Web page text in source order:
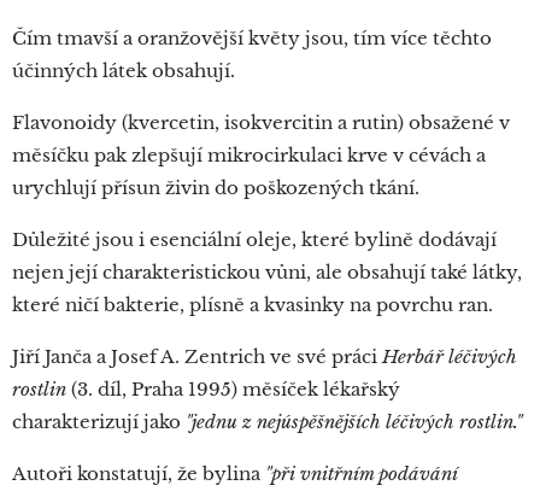
Čím tmavší a oranžovější květy jsou, tím více těchto
účinných látek obsahují.
Flavonoidy (kvercetin, isokvercitin a rutin) obsažené v
měsíčku pak zlepšují mikrocirkulaci krve v cévách a
urychlují přísun živin do poškozených tkání.
Důležité jsou i esenciální oleje, které bylině dodávají
nejen její charakteristickou vůni, ale obsahují také látky,
které ničí bakterie, plísně a kvasinky na povrchu ran.
Jiří Janča a Josef A. Zentrich ve své práciHerbář léčivých
rostlin (3. díl, Praha 1995) měsíček lékařský
charakterizují jako "jednu z nejúspěšnějších léčivých rostlin."
Autoři konstatují, že bylina "při vnitřním podávání